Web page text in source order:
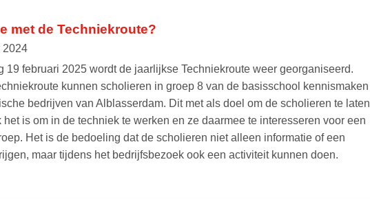
met de Techniekroute?
2024
19 februari 2025 wordt de jaarlijkse Techniekroute weer georganiseerd.
kunnen scholieren in groep 8 van de basisschool kennismaken
bedrijven van Alblasserdam. Dit met als doel om de scholieren te laten
het is om in de techniek te werken en ze daarmee te interesseren voor een
Het is de bedoeling dat de scholieren niet alleen informatie of een
maar tijdens het bedrijfsbezoek ook een activiteit kunnen doen.